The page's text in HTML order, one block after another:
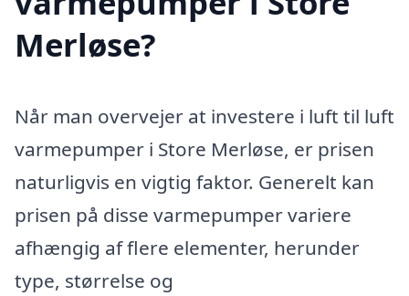
Merløse?
Når man overvejer at investere i luft til luft
varmepumper i Store Merløse, er prisen
naturligvis en vigtig faktor. Generelt kan
prisen på disse varmepumper variere
afhængig af flere elementer, herunder
type, størrelse og